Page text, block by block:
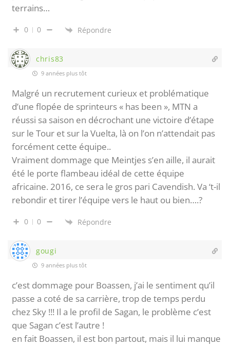
terrains…
0 0 Répondre
chris83
9 années plus tôt
Malgré un recrutement curieux et problématique
d’une flopée de sprinteurs « has been », MTN a
réussi sa saison en décrochant une victoire d’étape
sur le Tour et sur la Vuelta, là on l’on n’attendait pas
forcément cette équipe..
Vraiment dommage que Meintjes s’en aille, il aurait
été le porte flambeau idéal de cette équipe
africaine. 2016, ce sera le gros pari Cavendish. Va ‘t-il
rebondir et tirer l’équipe vers le haut ou bien….?
0 0 Répondre
gougi
9 années plus tôt
c’est dommage pour Boassen, j’ai le sentiment qu’il
passe a coté de sa carrière, trop de temps perdu
chez Sky !!! Il a le profil de Sagan, le problème c’est
que Sagan c’est l’autre !
en fait Boassen, il est bon partout, mais il lui manque